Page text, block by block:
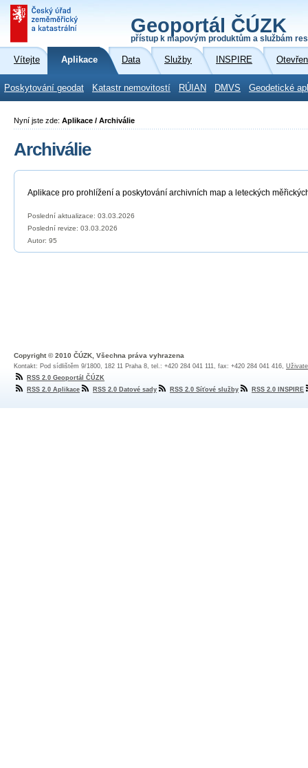
Geoportál ČÚZK
přístup k mapovým produktům a službám
Vítejte Aplikace Data Služby INSPIRE
Poskytování geodat Katastr nemovitostí RÚIAN DMVS Geodetické
Nyní jste zde: Aplikace / Archiválie
Archiválie
Aplikace pro prohlížení a poskytování archivních map a leteckých
Poslední aktualizace: 03.03.2026
Poslední revize: 03.03.2026
Autor: 95
Copyright © 2010 ČÚZK, Všechna práva vyhrazena
Kontakt: Pod sídlištěm 9/1800, 182 11 Praha 8, tel.: +420 284 041 111, fax: +420 284 041 416,
RSS 2.0 Geoportál ČÚZK
RSS 2.0 Aplikace
RSS 2.0 Datové sady RSS 2.0 Síťové služby RSS 2.0 INSPIRE